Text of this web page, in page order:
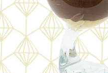
Αν λατρεύεις την
«κλασσική» γεύση
προφιτερόλ, αυτή
κατάλληλη επιλογή